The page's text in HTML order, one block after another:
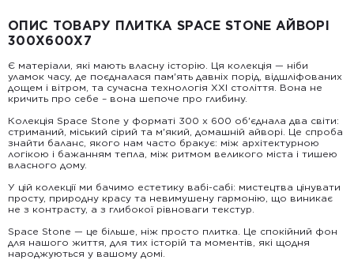
Вартість доставки:
До 5 м² — доставка за рахунок покупця.
всій Україні
Від 25 м² і більше — безкоштовна доставка за рахунок
компанії Golden Tile.
Примітка:
• Відвантаження здійснюється виключно у робочі дні. У суботу,
неділю та святкові дні замовлення не обробляються та не
відправляються.
ОПИС ТОВАРУ ПЛИТКА SPACE STONE АЙВОРІ
300X600X7
Є матеріали, які мають власну історію. Ця колекція — ніби
уламок часу, де поєдналася пам'ять давніх порід, відшліфованих
дощем і вітром, та сучасна технологія XXI століття. Вона не
кричить про себе – вона шепоче про глибину.
Колекція Space Stone у форматі 300 х 600 об'єднала два світи:
стриманий, міський сірий та м'який, домашній айворі. Це спроба
знайти баланс, якого нам часто бракує: між архітектурною
логікою і бажанням тепла, між ритмом великого міста і тишею
власного дому.
У цій колекції ми бачимо естетику вабі-сабі: мистецтва цінувати
просту, природну красу та невимушену гармонію, що виникає
не з контрасту, а з глибокої рівноваги текстур.
Space Stone — це більше, ніж просто плитка. Це спокійний фон
для нашого життя, для тих історій та моментів, які щодня
народжуються у вашому домі.